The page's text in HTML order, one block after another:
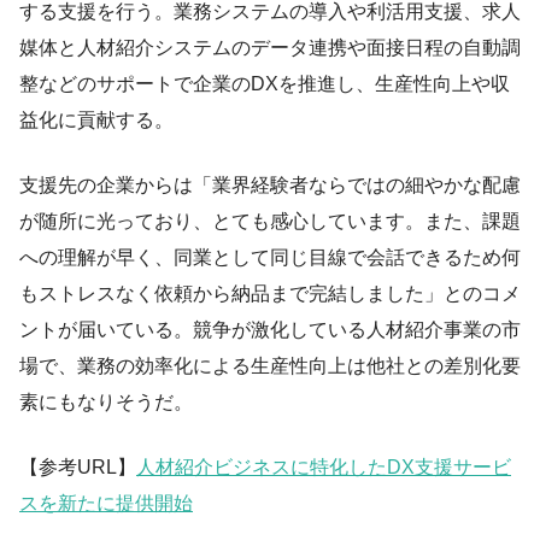
する支援を行う。業務システムの導入や利活用支援、求人
媒体と人材紹介システムのデータ連携や面接日程の自動調
整などのサポートで企業のDXを推進し、生産性向上や収
益化に貢献する。
支援先の企業からは「業界経験者ならではの細やかな配慮
が随所に光っており、とても感心しています。また、課題
への理解が早く、同業として同じ目線で会話できるため何
もストレスなく依頼から納品まで完結しました」とのコメ
ントが届いている。競争が激化している人材紹介事業の市
場で、業務の効率化による生産性向上は他社との差別化要
素にもなりそうだ。
【参考URL】
人材紹介ビジネスに特化したDX支援サービ
スを新たに提供開始